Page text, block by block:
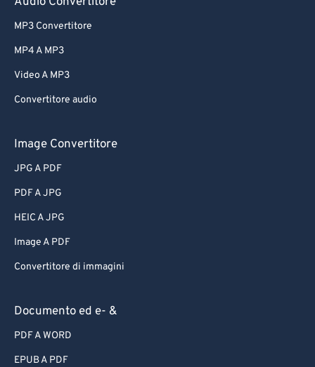
MP3 Convertitore
MP4 A MP3
Video A MP3
Convertitore audio
Image Convertitore
JPG A PDF
PDF A JPG
HEIC A JPG
Image A PDF
Convertitore di immagini
Documento ed e- &
PDF A WORD
EPUB A PDF